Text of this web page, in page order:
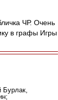
ЧР. Очень
в графы Игры
Бурлак,